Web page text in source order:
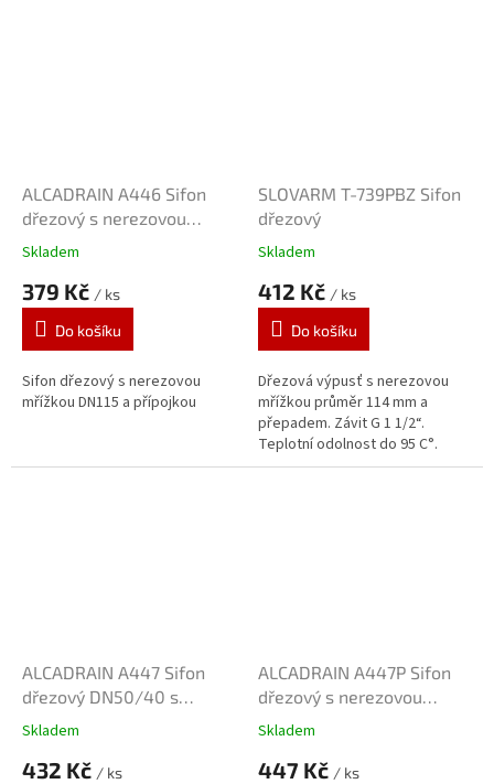
ALCADRAIN A446 Sifon
dřezový s nerezovou
mřížkou DN115
Skladem
379 Kč / ks
Do košíku
Sifon dřezový s nerezovou
mřížkou DN115 a přípojkou
SLOVARM T-739PBZ Sifon
dřezový
Skladem
412 Kč / ks
Do košíku
Dřezová výpusť s nerezovou
mřížkou průměr 114 mm a
přepadem. Závit G 1 1/2“.
Teplotní odolnost do 95 C°.
Materiál PP.
ALCADRAIN A447 Sifon
dřezový DN50/40 s
nerezovou mřížkou DN115
Skladem
432 Kč / ks
ALCADRAIN A447P Sifon
dřezový s nerezovou
mřížkou DN115
Skladem
447 Kč / ks